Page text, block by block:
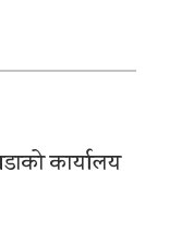
कार्यालय